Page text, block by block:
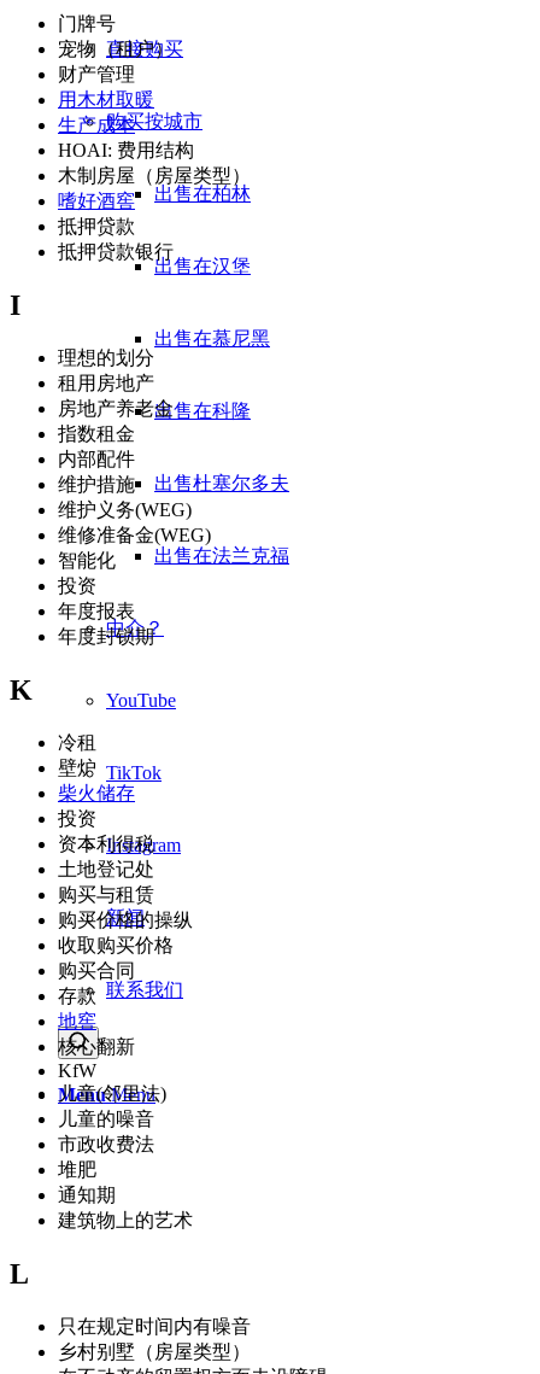
直接购买
购买按城市
出售在柏林
出售在汉堡
出售在慕尼黑
出售在科隆
出售杜塞尔多夫
出售在法兰克福
中介？
YouTube
TikTok
Instagram
新闻
联系我们
Menu Menu
门牌号
宠物（租户）
财产管理
用木材取暖
生产成本
HOAI: 费用结构
木制房屋（房屋类型）
嗜好酒窖
抵押贷款
抵押贷款银行
I
理想的划分
租用房地产
房地产养老金
指数租金
内部配件
维护措施
维护义务(WEG)
维修准备金(WEG)
智能化
投资
年度报表
年度封锁期
K
冷租
壁炉
柴火储存
投资
资本利得税
土地登记处
购买与租赁
购买价格的操纵
收取购买价格
购买合同
存款
地窖
核心翻新
KfW
儿童(邻里法)
儿童的噪音
市政收费法
堆肥
通知期
建筑物上的艺术
L
只在规定时间内有噪音
乡村别墅（房屋类型）